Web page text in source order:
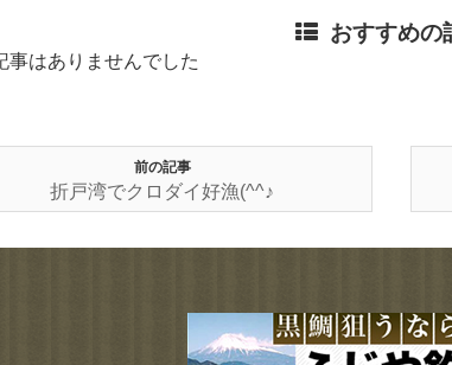
おすすめの
事はありませんでした
前の記事
折戸湾でクロダイ好漁(^^♪